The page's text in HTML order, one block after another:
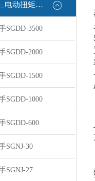
电动扭力扳手_电动扭矩扳手
SGDD-3500
SGDD-2000
SGDD-1500
SGDD-1000
SGDD-600
SGNJ-30
SGNJ-27